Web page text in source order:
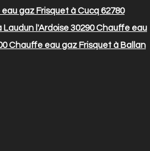
gaz Frisquet à Cucq 62780
l'Ardoise 30290Chauffe eau
Chauffe eau gaz Frisquet à Ballan